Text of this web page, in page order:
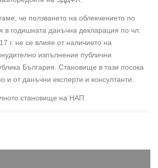
че ползването на облекчението по
годишната данъчна декларация по чл.
г. не се влияе от наличието на
изпълнение публични
България. Становище в тази посока
и от данъчни експерти и консултанти.
становище на НАП.